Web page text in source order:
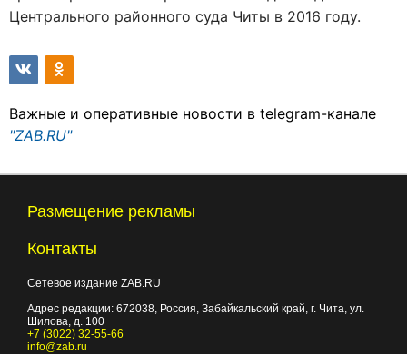
Центрального районного суда Читы в 2016 году.
Важные и оперативные новости в telegram-канале
"ZAB.RU"
Размещение рекламы
Контакты
Сетевое издание ZAB.RU
Адрес редакции: 672038, Россия, Забайкальский край, г. Чита, ул.
Шилова, д. 100
+7 (3022) 32-55-66
info@zab.ru